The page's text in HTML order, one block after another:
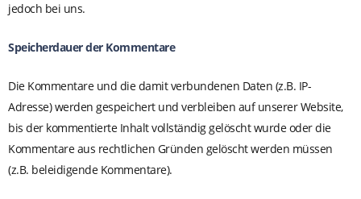
jedoch bei uns.
Speicherdauer der Kommentare
Die Kommentare und die damit verbundenen Daten (z.B. IP-
Adresse) werden gespeichert und verbleiben auf unserer Website,
bis der kommentierte Inhalt vollständig gelöscht wurde oder die
Kommentare aus rechtlichen Gründen gelöscht werden müssen
(z.B. beleidigende Kommentare).